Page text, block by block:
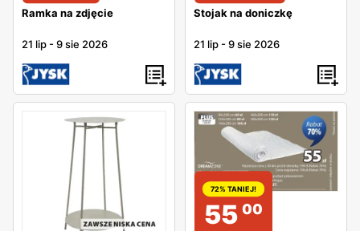
Ramka na zdjęcie
21 lip -9 sie 2026
Stojak na doniczkę
21 lip -9 sie 2026
72% TANIEJ!
55 00